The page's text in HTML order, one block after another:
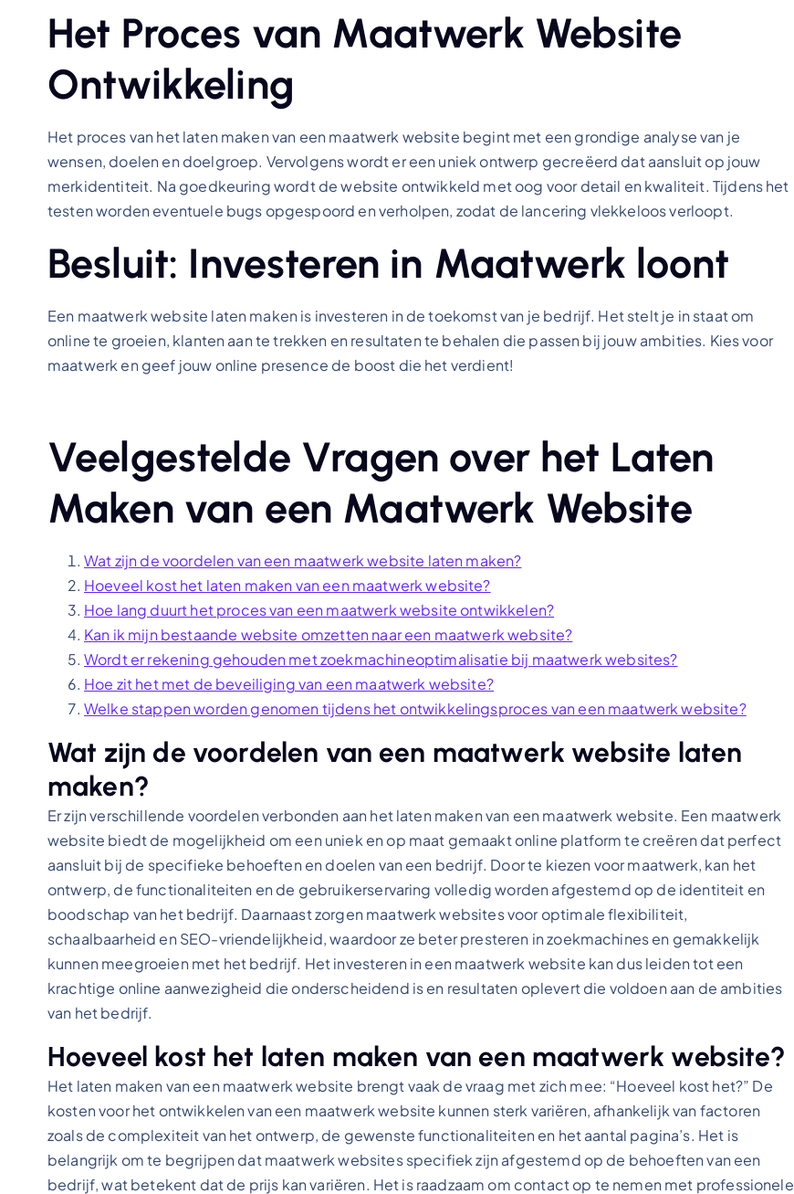
Het Proces van Maatwerk Website
Ontwikkeling
Het proces van het laten maken van een maatwerk website begint met een grondige analyse van je
wensen, doelen en doelgroep. Vervolgens wordt er een uniek ontwerp gecreëerd dat aansluit op jouw
merkidentiteit. Na goedkeuring wordt de website ontwikkeld met oog voor detail en kwaliteit. Tijdens het
testen worden eventuele bugs opgespoord en verholpen, zodat de lancering vlekkeloos verloopt.
Besluit: Investeren in Maatwerk loont
Een maatwerk website laten maken is investeren in de toekomst van je bedrijf. Het stelt je in staat om
online te groeien, klanten aan te trekken en resultaten te behalen die passen bij jouw ambities. Kies voor
maatwerk en geef jouw online presence de boost die het verdient!
Veelgestelde Vragen over het Laten
Maken van een Maatwerk Website
Wat zijn de voordelen van een maatwerk website laten maken?
Hoeveel kost het laten maken van een maatwerk website?
Hoe lang duurt het proces van een maatwerk website ontwikkelen?
Kan ik mijn bestaande website omzetten naar een maatwerk website?
Wordt er rekening gehouden met zoekmachineoptimalisatie bij maatwerk websites?
Hoe zit het met de beveiliging van een maatwerk website?
Welke stappen worden genomen tijdens het ontwikkelingsproces van een maatwerk website?
Wat zijn de voordelen van een maatwerk website laten
maken?
Er zijn verschillende voordelen verbonden aan het laten maken van een maatwerk website. Een maatwerk
website biedt de mogelijkheid om een uniek en op maat gemaakt online platform te creëren dat perfect
aansluit bij de specifieke behoeften en doelen van een bedrijf. Door te kiezen voor maatwerk, kan het
ontwerp, de functionaliteiten en de gebruikerservaring volledig worden afgestemd op de identiteit en
boodschap van het bedrijf. Daarnaast zorgen maatwerk websites voor optimale flexibiliteit,
schaalbaarheid en SEO-vriendelijkheid, waardoor ze beter presteren in zoekmachines en gemakkelijk
kunnen meegroeien met het bedrijf. Het investeren in een maatwerk website kan dus leiden tot een
krachtige online aanwezigheid die onderscheidend is en resultaten oplevert die voldoen aan de ambities
van het bedrijf.
Hoeveel kost het laten maken van een maatwerk website?
Het laten maken van een maatwerk website brengt vaak de vraag met zich mee: “Hoeveel kost het?” De
kosten voor het ontwikkelen van een maatwerk website kunnen sterk variëren, afhankelijk van factoren
zoals de complexiteit van het ontwerp, de gewenste functionaliteiten en het aantal pagina’s. Het is
belangrijk om te begrijpen dat maatwerk websites specifiek zijn afgestemd op de behoeften van een
bedrijf, wat betekent dat de prijs kan variëren. Het is raadzaam om contact op te nemen met professionele